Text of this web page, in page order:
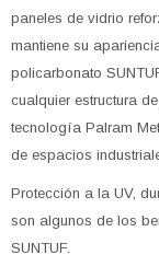
paneles de vidrio
mantiene su
policarbonato
cualquier estructura
tecnología Palram
de espacios
Protección a la UV,
son algunos de los
SUNTUF.